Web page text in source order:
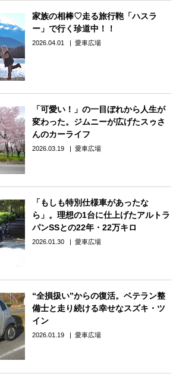
家族の相棒♡走る旅行鞄「ハスラ
ー」で行く珍道中！！
2026.04.01 愛車広場
「可愛い！」の一目ぼれから人生が
変わった。ジムニーが広げたスゥさ
んのカーライフ
2026.03.19 愛車広場
「もしも特別仕様車があったな
ら」。理想の1台に仕上げたアルトラ
パンSSとの22年・22万キロ
2026.01.30 愛車広場
“全損扱い”からの復活。ベテラン整
備士と走り続ける幸せなスズキ・ツ
イン
2026.01.19 愛車広場